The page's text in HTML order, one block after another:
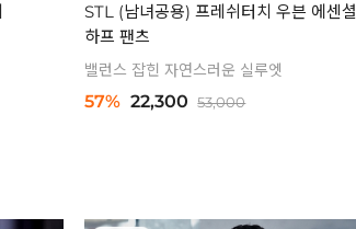
STL (남녀공용) 프레쉬터치 우븐 에센셜
하프 팬츠
밸런스 잡힌 자연스러운 실루엣
57% 22,300 53,000